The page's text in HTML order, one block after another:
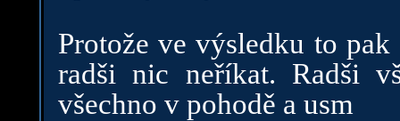
Protože ve výsledku to
radši nic neříkat. Radši
všechno v pohodě a usm